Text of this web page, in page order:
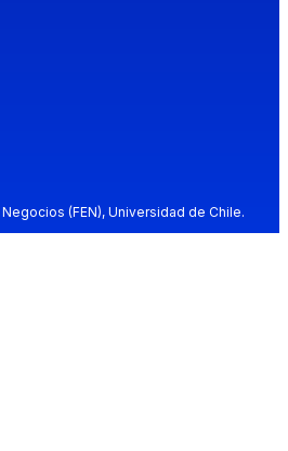
(FEN), Universidad de Chile.